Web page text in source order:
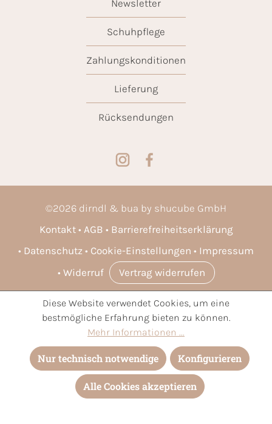
Newsletter
Schuhpflege
Zahlungskonditionen
Lieferung
Rücksendungen
©2026 dirndl & bua by shucube GmbH
Kontakt
AGB
Barrierefreiheitserklärung
Datenschutz
Cookie-Einstellungen
Impressum
Widerruf
Vertrag widerrufen
* Alle Preise inkl. gesetzl. Mehrwertsteuer zzgl.Versandkosten
und ggf. Nachnahmegebühren, wenn nicht anders angegeben.
Diese Website verwendet Cookies, um eine
bestmögliche Erfahrung bieten zu können.
Mehr Informationen ...
Nur technisch notwendige Konfigurieren
Alle Cookies akzeptieren